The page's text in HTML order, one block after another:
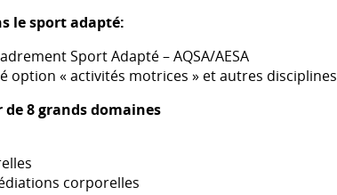
le sport adapté:
Sport Adapté –AQSA/AESA
« activités motrices » et autres disciplines
8 grands domaines
corporelles